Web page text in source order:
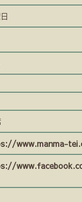
www.manma-